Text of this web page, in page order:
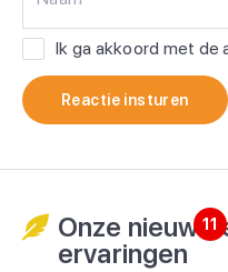
Ik ga akkoord met de
Reactie insturen
Onze
ervaringen
11